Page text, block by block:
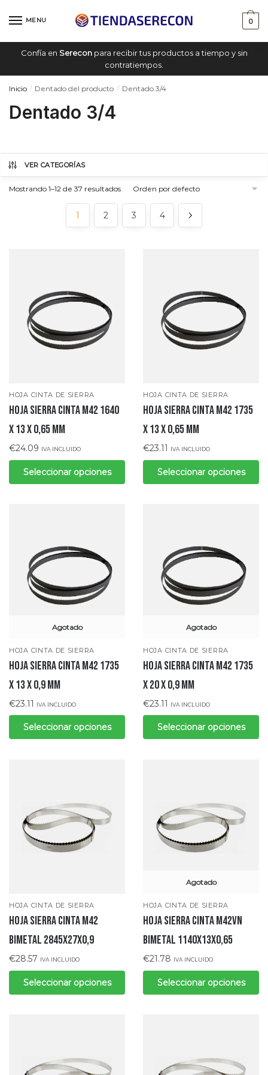
MENU 0
Confía en Sereconpara recibir tus productos a tiempo y sin
contratiempos.
Inicio / Dentado del producto / Dentado 3/4
Dentado 3/4
VER CATEGORÍAS
Mostrando 1–12 de 37 resultados
1 2 3 4
HOJA CINTA DE SIERRA
Hoja sierra cinta M42 1640
x 13 x 0,65 mm
€24.09 IVA INCLUIDO
Seleccionar opciones
HOJA CINTA DE SIERRA
Hoja sierra cinta M42 1735
x 13 x 0,65 mm
€23.11 IVA INCLUIDO
Seleccionar opciones
Agotado
HOJA CINTA DE SIERRA
Hoja sierra cinta M42 1735
x 13 x 0,9 mm
€23.11 IVA INCLUIDO
Seleccionar opciones
Agotado
HOJA CINTA DE SIERRA
Hoja sierra cinta M42 1735
x 20 x 0,9 mm
€23.11 IVA INCLUIDO
Seleccionar opciones
HOJA CINTA DE SIERRA
Hoja sierra cinta M42
bimetal 2845x27x0,9
€28.57 IVA INCLUIDO
Seleccionar opciones
Agotado
HOJA CINTA DE SIERRA
Hoja sierra cinta M42VN
bimetal 1140x13x0,65
€21.78 IVA INCLUIDO
Seleccionar opciones